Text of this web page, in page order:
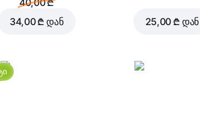
34,00 ₾ დან 25,00 ₾ დან